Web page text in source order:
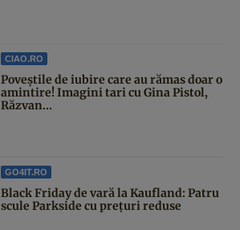
CIAO.RO
Poveştile de iubire care au rămas doar o
amintire! Imagini tari cu Gina Pistol,
Răzvan...
GO4IT.RO
Black Friday de vară la Kaufland: Patru
scule Parkside cu prețuri reduse